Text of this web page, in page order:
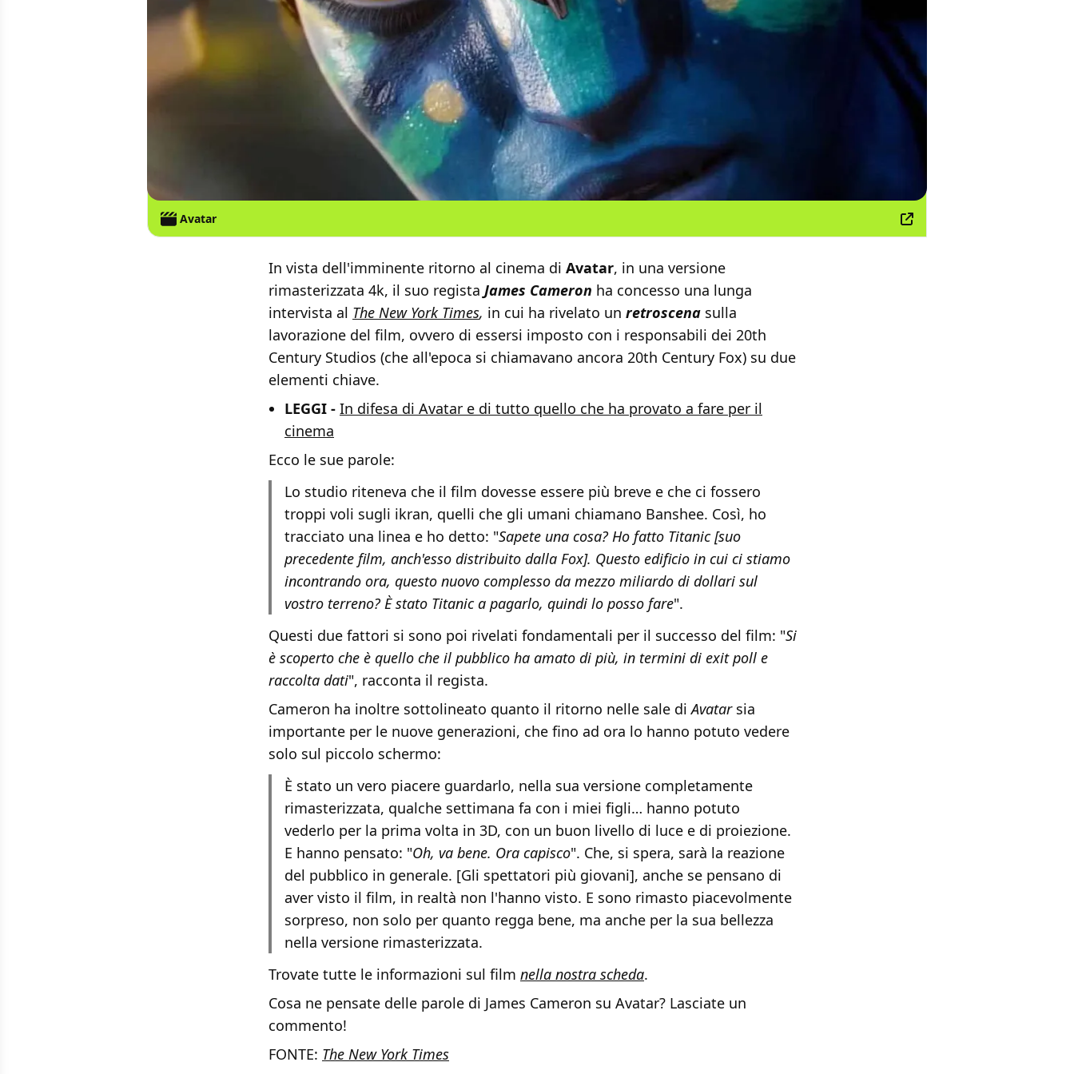
Avatar
In vista dell'imminente ritorno al cinema di Avatar, in una versione
rimasterizzata 4k, il suo regista James Cameron ha concesso una lunga
intervista al The New York Times, in cui ha rivelato un retroscena sulla
lavorazione del film, ovvero di essersi imposto con i responsabili dei 20th
Century Studios (che all'epoca si chiamavano ancora 20th Century Fox) su due
elementi chiave.
LEGGI - In difesa di Avatar e di tutto quello che ha provato a fare per il
cinema
Ecco le sue parole:
Lo studio riteneva che il film dovesse essere più breve e che ci fossero
troppi voli sugli ikran, quelli che gli umani chiamano Banshee. Così, ho
tracciato una linea e ho detto: "Sapete una cosa? Ho fatto Titanic [suo
precedente film, anch'esso distribuito dalla Fox]. Questo edificio in cui ci stiamo
incontrando ora, questo nuovo complesso da mezzo miliardo di dollari sul
vostro terreno? È stato Titanic a pagarlo, quindi lo posso fare".
Questi due fattori si sono poi rivelati fondamentali per il successo del film: "Si
è scoperto che è quello che il pubblico ha amato di più, in termini di exit poll e
raccolta dati", racconta il regista.
Cameron ha inoltre sottolineato quanto il ritorno nelle sale diAvatarsia
importante per le nuove generazioni, che fino ad ora lo hanno potuto vedere
solo sul piccolo schermo:
È stato un vero piacere guardarlo, nella sua versione completamente
rimasterizzata, qualche settimana fa con i miei figli… hanno potuto
vederlo per la prima volta in 3D, con un buon livello di luce e di proiezione.
E hanno pensato: "Oh, va bene. Ora capisco". Che, si spera, sarà la reazione
del pubblico in generale. [Gli spettatori più giovani], anche se pensano di
aver visto il film, in realtà non l'hanno visto. E sono rimasto piacevolmente
sorpreso, non solo per quanto regga bene, ma anche per la sua bellezza
nella versione rimasterizzata.
Trovate tutte le informazioni sul film nella nostra scheda.
Cosa ne pensate delle parole di James Cameron su Avatar? Lasciate un
commento!
FONTE: The New York Times